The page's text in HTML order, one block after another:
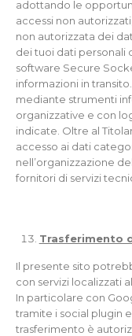
adottando le
accessi non
non autorizzata dei
dei tuoi dati personali
software Secure
informazioni in
mediante strumenti
organizzative e con
indicate. Oltre al
accesso ai dati
nell’organizzazione
fornitori di servizi
Trasferimento
Il presente sito
con servizi localizzati
In particolare con
tramite i social plugin
trasferimento è